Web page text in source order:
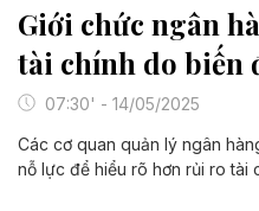
Giới chức ngân
tài chính do biến
07:30' - 14/05/2025
Các cơ quan quản lý ngân
nỗ lực để hiểu rõ hơn rủi ro tài